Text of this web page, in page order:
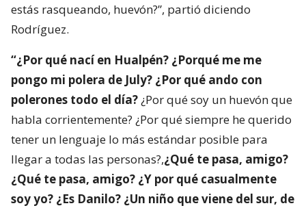
estás rasqueando, huevón?”, partió diciendo
Rodríguez.
“¿Por qué nací en Hualpén? ¿Porqué me me
pongo mi polera de July? ¿Por qué ando con
polerones todo el día?¿Por qué soy un huevón que
habla corrientemente? ¿Por qué siempre he querido
tener un lenguaje lo más estándar posible para
llegar a todas las personas?,¿Qué te pasa, amigo?
¿Qué te pasa, amigo? ¿Y por qué casualmente
soy yo? ¿Es Danilo? ¿Un niño que viene del sur, de